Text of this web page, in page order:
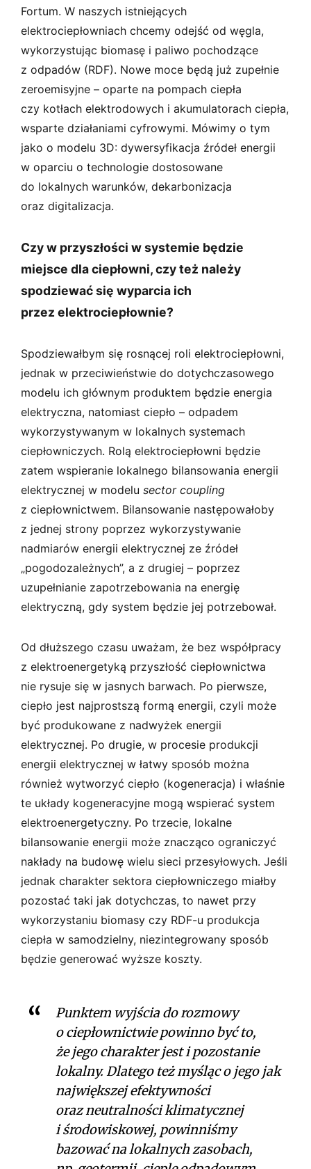
Fortum. W naszych istniejących
elektrociepłowniach chcemy odejść od węgla,
wykorzystując biomasę i paliwo pochodzące
z odpadów (RDF). Nowe moce będą już zupełnie
zeroemisyjne – oparte na pompach ciepła
czy kotłach elektrodowych i akumulatorach ciepła,
wsparte działaniami cyfrowymi. Mówimy o tym
jako o modelu 3D: dywersyfikacja źródeł energii
w oparciu o technologie dostosowane
do lokalnych warunków, dekarbonizacja
oraz digitalizacja.
Czy w przyszłości w systemie będzie
miejsce dla ciepłowni, czy też należy
spodziewać się wyparcia ich
przez elektrociepłownie?
Spodziewałbym się rosnącej roli elektrociepłowni,
jednak w przeciwieństwie do dotychczasowego
modelu ich głównym produktem będzie energia
elektryczna, natomiast ciepło – odpadem
wykorzystywanym w lokalnych systemach
ciepłowniczych. Rolą elektrociepłowni będzie
zatem wspieranie lokalnego bilansowania energii
elektrycznej w modelu sector coupling
z ciepłownictwem. Bilansowanie następowałoby
z jednej strony poprzez wykorzystywanie
nadmiarów energii elektrycznej ze źródeł
„pogodozależnych”, a z drugiej – poprzez
uzupełnianie zapotrzebowania na energię
elektryczną, gdy system będzie jej potrzebował.
Od dłuższego czasu uważam, że bez współpracy
z elektroenergetyką przyszłość ciepłownictwa
nie rysuje się w jasnych barwach. Po pierwsze,
ciepło jest najprostszą formą energii, czyli może
być produkowane z nadwyżek energii
elektrycznej. Po drugie, w procesie produkcji
energii elektrycznej w łatwy sposób można
również wytworzyć ciepło (kogeneracja) i właśnie
te układy kogeneracyjne mogą wspierać system
elektroenergetyczny. Po trzecie, lokalne
bilansowanie energii może znacząco ograniczyć
nakłady na budowę wielu sieci przesyłowych. Jeśli
jednak charakter sektora ciepłowniczego miałby
pozostać taki jak dotychczas, to nawet przy
wykorzystaniu biomasy czy RDF-u produkcja
ciepła w samodzielny, niezintegrowany sposób
będzie generować wyższe koszty.
Punktem wyjścia do rozmowy
o ciepłownictwie powinno być to,
że jego charakter jest i pozostanie
lokalny. Dlatego też myśląc o jego jak
największej efektywności
oraz neutralności klimatycznej
i środowiskowej, powinniśmy
bazować na lokalnych zasobach,